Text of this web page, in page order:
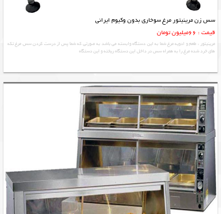
سس زن مرینیتور مرغ سوخاری بدون وکیوم ایرانی
قیمت : 66میلیون تومان
مرینیتور ، طعم و ادویه مرغ شما به این دستگاه وابسته می باشد به صورتی که شما پس از درست کردن سس مرغ تکه
های خرد شده مرغ را به همراه سس در داخل این دستگاه ریخته و این دستگاه